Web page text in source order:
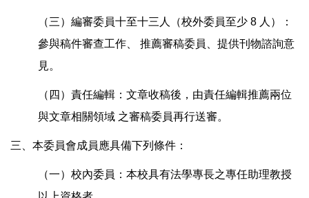
（三）編審委員十至十三人（校外委員至少 8 人）：
參與稿件審查工作、 推薦審稿委員、提供刊物諮詢意
見。
（四）責任編輯：文章收稿後，由責任編輯推薦兩位
與文章相關領域 之審稿委員再行送審。
三、本委員會成員應具備下列條件：
（一）校內委員：本校具有法學專長之專任助理教授